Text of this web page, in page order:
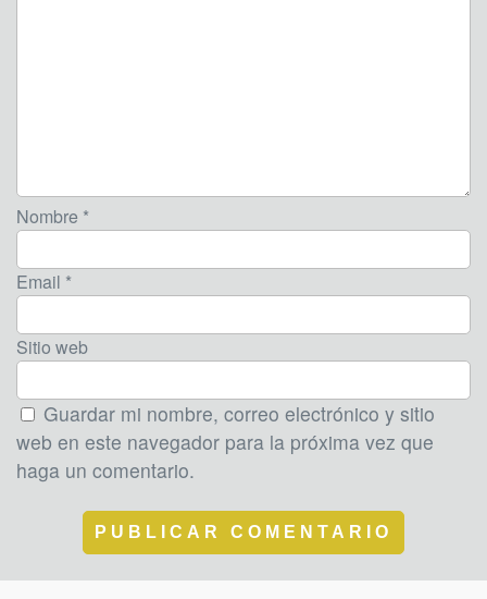
Nombre *
Email *
Sitio web
Guardar mi nombre, correo electrónico y sitio
web en este navegador para la próxima vez que
haga un comentario.